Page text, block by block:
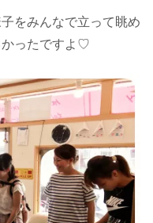
をみんなで立って眺め
かったですよ♡